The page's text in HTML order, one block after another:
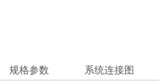
规格参数 系统连接图